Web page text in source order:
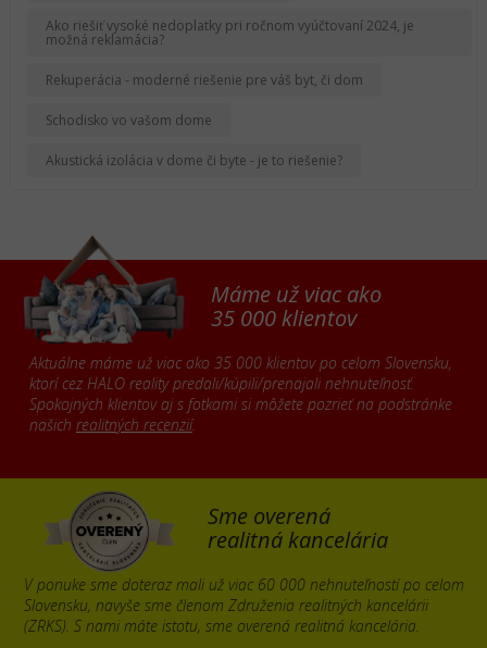
Ako riešiť vysoké nedoplatky pri ročnom vyúčtovaní 2024, je
možná reklamácia?
Rekuperácia - moderné riešenie pre váš byt, či dom
Schodisko vo vašom dome
Akustická izolácia v dome či byte - je to riešenie?
Máme už viac ako
35 000 klientov
Aktuálne máme už viac ako 35 000 klientov po celom Slovensku,
ktorí cez HALO reality predali/kúpili/prenajali nehnuteľnosť.
Spokojných klientov aj s fotkami si môžete pozrieť na podstránke
našich realitných recenzií.
Sme overená
realitná kancelária
V ponuke sme doteraz mali už viac 60 000 nehnuteľností po celom
Slovensku, navyše sme členom Združenia realitných kancelárii
(ZRKS). S nami máte istotu, sme overená realitná kancelária.